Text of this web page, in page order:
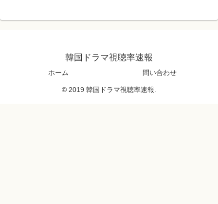
韓国ドラマ視聴率速報
ホーム 問い合わせ
© 2019 韓国ドラマ視聴率速報.